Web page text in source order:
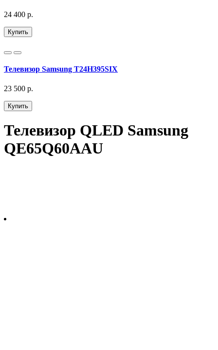
24 400 р.
Купить
Телевизор Samsung T24H395SIX
23 500 р.
Купить
Телевизор QLED Samsung
QE65Q60AAU